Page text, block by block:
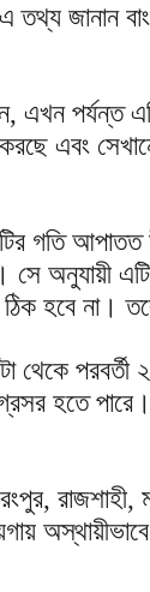
এ তথ্য জানান
এখন পর্যন্ত
এবং
গতি
সে অনুযায়ী
ঠিক হবে না।
পরবর্তী
হতে পারে।
রাজশাহী,